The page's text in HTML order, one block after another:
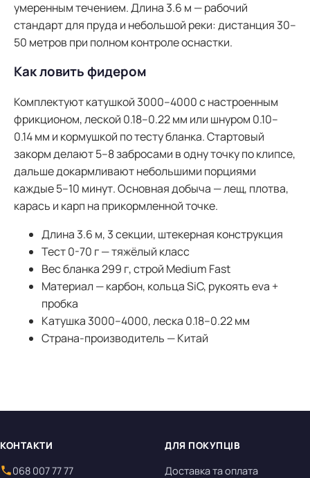
умеренным течением. Длина 3.6 м — рабочий
стандарт для пруда и небольшой реки: дистанция 30–
50 метров при полном контроле оснастки.
Как ловить фидером
Комплектуют катушкой 3000–4000 с настроенным
фрикционом, леской 0.18–0.22 мм или шнуром 0.10–
0.14 мм и кормушкой по тесту бланка. Стартовый
закорм делают 5–8 забросами в одну точку по клипсе,
дальше докармливают небольшими порциями
каждые 5–10 минут. Основная добыча — лещ, плотва,
карась и карп на прикормленной точке.
Длина 3.6 м, 3 секции, штекерная конструкция
Тест 0-70 г — тяжёлый класс
Вес бланка 299 г, строй Medium Fast
Материал — карбон, кольца SiC, рукоять eva +
пробка
Катушка 3000–4000, леска 0.18–0.22 мм
Страна-производитель — Китай
КОНТАКТИ
068 007 77 77
ДЛЯ ПОКУПЦІВ
Доставка та оплата